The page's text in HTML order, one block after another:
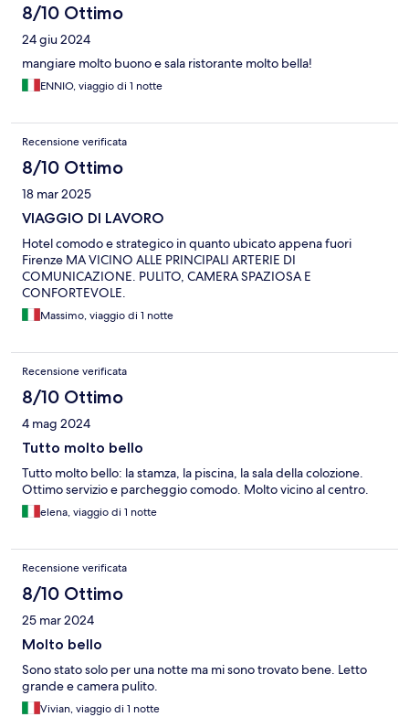
8/10 Ottimo
24 giu 2024
mangiare molto buono e sala ristorante molto bella!
ENNIO, viaggio di 1 notte
Recensione verificata
8/10 Ottimo
18 mar 2025
VIAGGIO DI LAVORO
Hotel comodo e strategico in quanto ubicato appena fuori
Firenze MA VICINO ALLE PRINCIPALI ARTERIE DI
COMUNICAZIONE. PULITO, CAMERA SPAZIOSA E
CONFORTEVOLE.
Massimo, viaggio di 1 notte
Recensione verificata
8/10 Ottimo
4 mag 2024
Tutto molto bello
Tutto molto bello: la stamza, la piscina, la sala della colozione.
Ottimo servizio e parcheggio comodo. Molto vicino al centro.
elena, viaggio di 1 notte
Recensione verificata
8/10 Ottimo
25 mar 2024
Molto bello
Sono stato solo per una notte ma mi sono trovato bene. Letto
grande e camera pulito.
Vivian, viaggio di 1 notte